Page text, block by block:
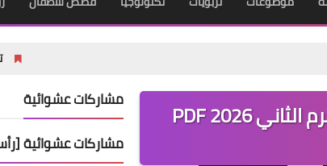
تحميل كتاب My Wonder Alphabet Book PDF مجانًا | أفضل كتاب لتأسيس الأطفال في الحروف الإنجليزية 2027
تحميل أقوى بوكليت لغة عربية للصف الثالث الإعدادي الترم الثاني 2026 PDF
مشاركات عشوائية
مشاركات عشوائية